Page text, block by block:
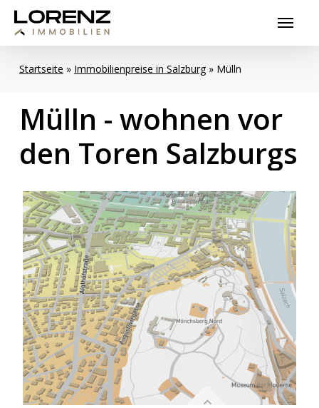
Skip
main
content
Menu
Startseite » Immobilienpreise in Salzburg» Mülln
Mülln - wohnen vor
den Toren Salzburgs